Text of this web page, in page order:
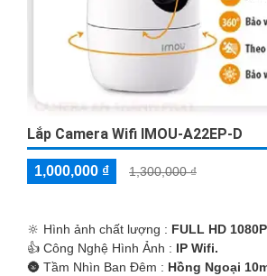
Lắp Camera Wifi IMOU-A22EP-D
1,000,000 ₫ 1,300,000 ₫
🔆 Hình ảnh chất lượng : FULL HD
👍 Công Nghệ Hình Ảnh : IP Wifi.
🌚 Tầm Nhìn Ban Đêm : Hồng Ngoại